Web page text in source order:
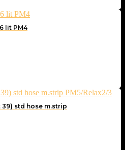
lit PM4
39) std hose m.strip